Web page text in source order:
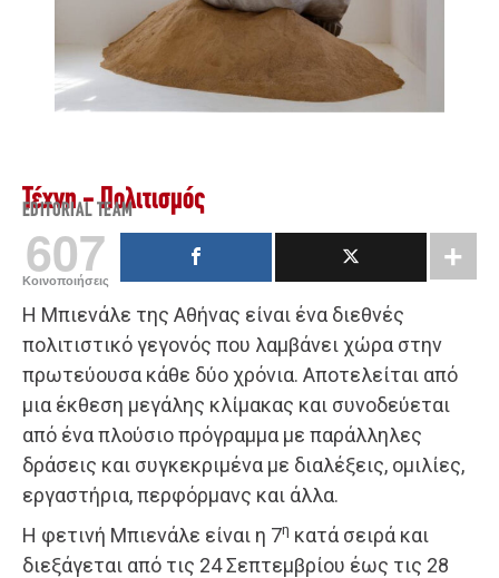
Τέχνη - Πολιτισμός
EDITORIAL TEAM
607
Κοινοποιήσεις
Η Μπιενάλε της Αθήνας είναι ένα διεθνές
πολιτιστικό γεγονός που λαμβάνει χώρα στην
πρωτεύουσα κάθε δύο χρόνια. Αποτελείται από
μια έκθεση μεγάλης κλίμακας και συνοδεύεται
από ένα πλούσιο πρόγραμμα με παράλληλες
δράσεις και συγκεκριμένα με διαλέξεις, ομιλίες,
εργαστήρια, περφόρμανς και άλλα.
Η φετινή Μπιενάλε είναι η 7η κατά σειρά και
διεξάγεται από τις 24 Σεπτεμβρίου έως τις 28